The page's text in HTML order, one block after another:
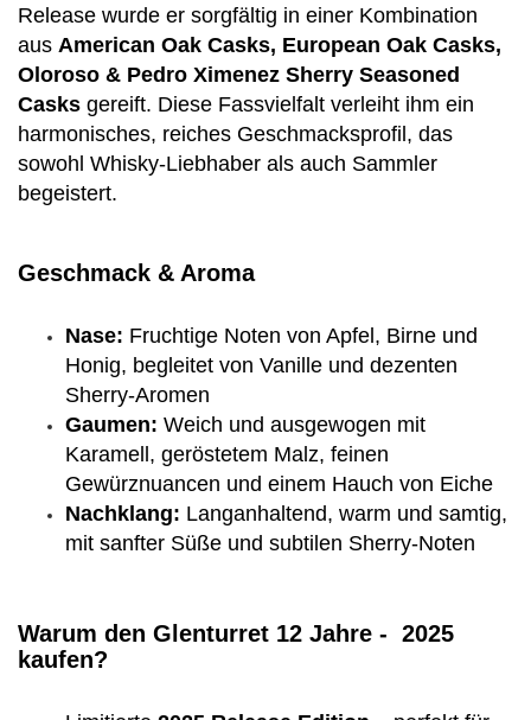
Release wurde er sorgfältig in einer Kombination
aus American Oak Casks, European Oak Casks,
Oloroso & Pedro Ximenez Sherry Seasoned
Casks gereift. Diese Fassvielfalt verleiht ihm ein
harmonisches, reiches Geschmacksprofil, das
sowohl Whisky-Liebhaber als auch Sammler
begeistert.
Geschmack & Aroma
Nase: Fruchtige Noten von Apfel, Birne und
Honig, begleitet von Vanille und dezenten
Sherry-Aromen
Gaumen: Weich und ausgewogen mit
Karamell, geröstetem Malz, feinen
Gewürznuancen und einem Hauch von Eiche
Nachklang: Langanhaltend, warm und samtig,
mit sanfter Süße und subtilen Sherry-Noten
Warum den Glenturret 12 Jahre - 2025
kaufen?